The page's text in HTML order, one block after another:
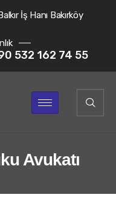
İş Hanı Bakırköy
532 162 74 55
Avukatı